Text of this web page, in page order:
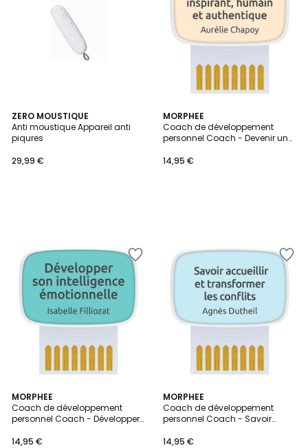
ZERO MOUSTIQUE
Anti moustique Appareil anti
piqures
29,99 €
MORPHEE
Coach de développement
personnel Coach - Devenir un
authentique
14,95 €
MORPHEE
Coach de développement
personnel Coach - Développer
14,95 €
MORPHEE
Coach de développement
personnel Coach - Savoir
confilts
14,95 €